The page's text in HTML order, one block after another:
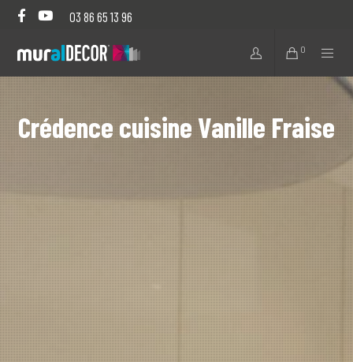
03 86 65 13 96
0
Crédence cuisine Vanille Fraise